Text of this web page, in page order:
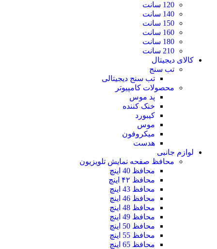
120 سانت
140 سانت
150 سانت
160 سانت
180 سانت
210 سانت
کالای دیجیتال
تب سنج
تب سنج دیجیتالی
محصولات کامپیوتر
پد موس
خنک کننده
کیبورد
موس
میکروفون
هدست
لوازم جانبی
محافظ صفحه نمایش تلویزیون
محافظ 40 اینچ
محافظ ۴۲ اینچ
محافظ 43 اینچ
محافظ 46 اینچ
محافظ 48 اینچ
محافظ 49 اینچ
محافظ 50 اینچ
محافظ 55 اینچ
محافظ 65 اینچ